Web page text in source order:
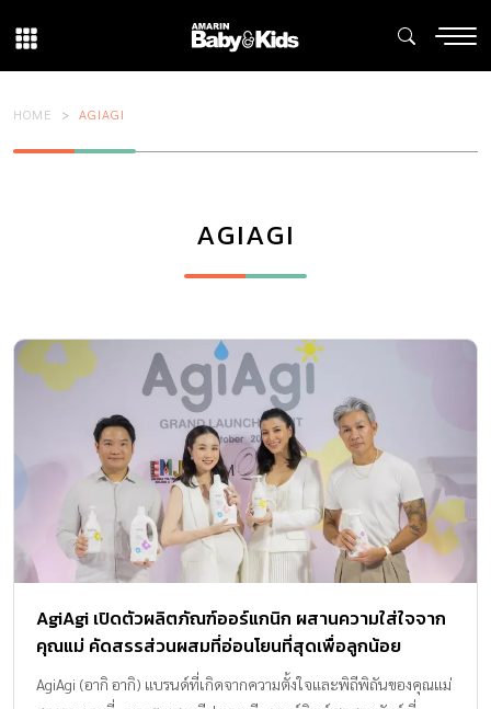
HOME AGIAGI
AGIAGI
AgiAgi เปิดตัวผลิตภัณฑ์ออร์แกนิก ผสานความใส่ใจจาก
คุณแม่ คัดสรรส่วนผสมที่อ่อนโยนที่สุดเพื่อลูกน้อย
AgiAgi (อากิ อากิ) แบรนด์ที่เกิดจากความตั้งใจและพิถีพิถันของคุณแม่